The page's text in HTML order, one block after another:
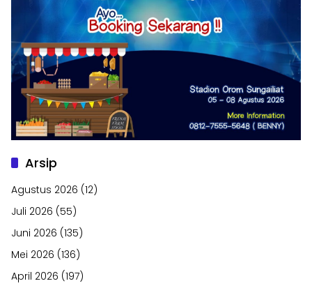
Arsip
Agustus 2026 (12)
Juli 2026 (55)
Juni 2026 (135)
Mei 2026 (136)
April 2026 (197)